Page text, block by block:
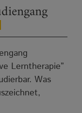
Lerntherapie”
Was